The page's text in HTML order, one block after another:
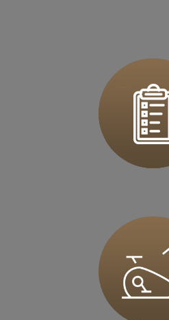
36 MINUT
ul. Ks.Dzierżonia 51
58-200 Dzierżoniów
36 MINUT
ul. Myśliborska 37
36 MINUT Gliwice
Al. Jana Nowaka-
44-100 Gliwice
36 MINUT Górecka